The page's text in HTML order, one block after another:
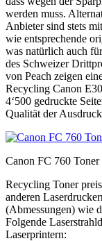
werden muss.
Anbieter sind stets
wie entsprechende
was natürlich auch
des Schweizer
von Peach zeigen
Recycling Canon
4‘500 gedruckte
Qualität der
Canon FC 760 Toner
Recycling Toner
anderen
(Abmessungen) wie
Folgende
Laserprintern: